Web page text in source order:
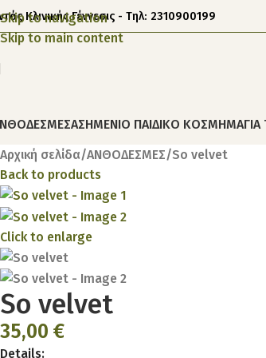
Skip to navigation
Skip to main content
Κλινικής Γέννεσις - Τηλ: 2310900199
ΑΣΗΜΕΝΙΟ ΠΑΙΔΙΚΟ ΚΟΣΜΗΜΑ
Αρχική σελίδα ΑΝΘΟΔΕΣΜΕΣ So velvet
Back to products
Click to enlarge
So velvet
35,00 €
Details: